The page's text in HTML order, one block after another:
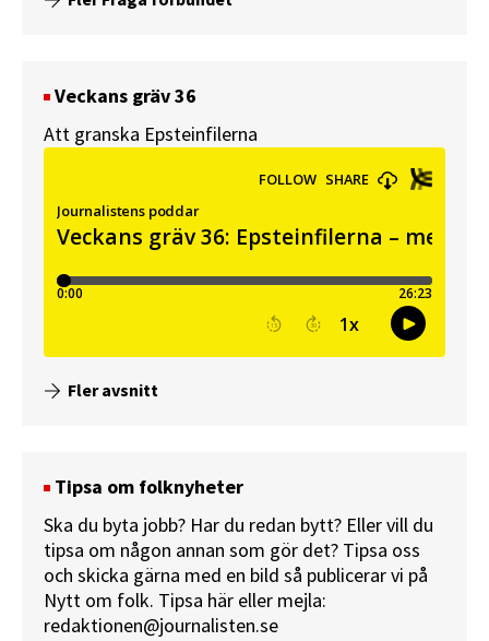
Veckans gräv 36
Att granska Epsteinfilerna
Fler avsnitt
Tipsa om folknyheter
Ska du byta jobb? Har du redan bytt? Eller vill du
tipsa om någon annan som gör det? Tipsa oss
och skicka gärna med en bild så publicerar vi på
Nytt om folk. Tipsa här eller mejla:
redaktionen@journalisten.se